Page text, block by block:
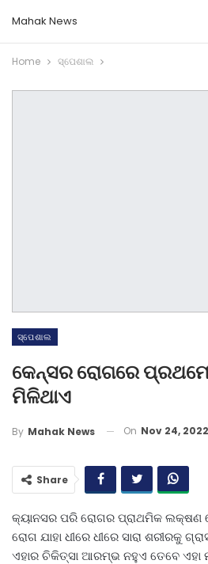
Mahak News
Home ସ୍ପେଶାଲ
ସ୍ପେଶାଲ
କେନ୍ସର ରୋଗରେ
ମିଳିଥାଏ
By Mahak News On Nov 24, 2022
Share
କ୍ୟାନସର ପରି ରୋଗର ପ୍ରାଥମିକ ଲକ୍ଷଣ
ରୋଗ ଯାହା ଧୀରେ ଧୀରେ ସାରା ଶରୀରକୁ
ଏହାର ଚିକିତ୍ସା ଆରମ୍ଭ ନହୁଏ ତେବେ